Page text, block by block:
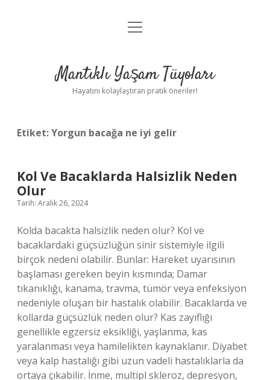
Anasayfa
Yasal Uyarı
menüyü
Mantıklı Yaşam Tüyoları
Hayatını kolaylaştıran pratik öneriler!
Etiket:Yorgun bacağa ne iyi gelir
Kol Ve Bacaklarda Halsizlik Neden
Olur
Tarih: Aralık 26, 2024
Kolda bacakta halsizlik neden olur? Kol ve
bacaklardaki güçsüzlüğün sinir sistemiyle ilgili
birçok nedeni olabilir. Bunlar: Hareket uyarısının
başlaması gereken beyin kısmında; Damar
tıkanıklığı, kanama, travma, tümör veya enfeksiyon
nedeniyle oluşan bir hastalık olabilir. Bacaklarda ve
kollarda güçsüzlük neden olur? Kas zayıflığı
genellikle egzersiz eksikliği, yaşlanma, kas
yaralanması veya hamilelikten kaynaklanır. Diyabet
veya kalp hastalığı gibi uzun vadeli hastalıklarla da
ortaya çıkabilir. İnme, multipl skleroz, depresyon,